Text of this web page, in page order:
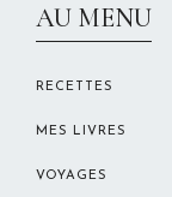
AU MENU
RECETTES
MES LIVRES
VOYAGES